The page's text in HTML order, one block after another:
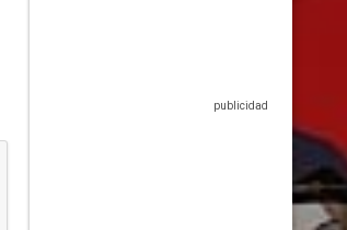
Hace 1 año y 10
Esta crítica podría contener